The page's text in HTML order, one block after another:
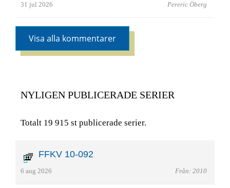
31 jul 2026 Pereric Öberg
Visa alla kommentarer
NYLIGEN PUBLICERADE SERIER
Totalt 19 915 st publicerade serier.
FFKV 10-092
6 aug 2026 Från: 2010